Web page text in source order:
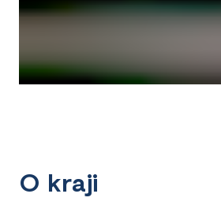
O kraji